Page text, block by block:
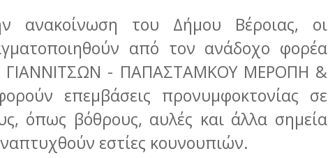
ανακοίνωση του Δήμου Βέροιας, οι
από τον ανάδοχο φορέα
ΓΙΑΝΝΙΤΣΩΝ - ΠΑΠΑΣΤΑΜΚΟΥ ΜΕΡΟΠΗ &
επεμβάσεις προνυμφοκτονίας σε
όπως βόθρους, αυλές και άλλα σημεία
εστίες κουνουπιών.